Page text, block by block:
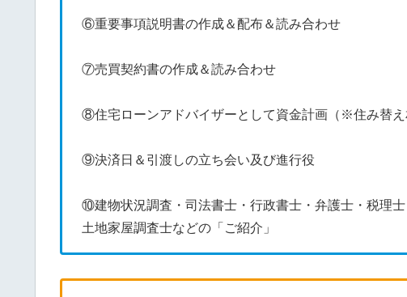
⑥重要事項説明書の作成＆配布＆読み合わせ
⑦売買契約書の作成＆読み合わせ
⑧住宅ローンアドバイザーとして資金計画（※住み替え
⑨決済日＆引渡しの立ち会い及び進行役
⑩建物状況調査・司法書士・行政書士・弁護士・税理士
土地家屋調査士などの「ご紹介」